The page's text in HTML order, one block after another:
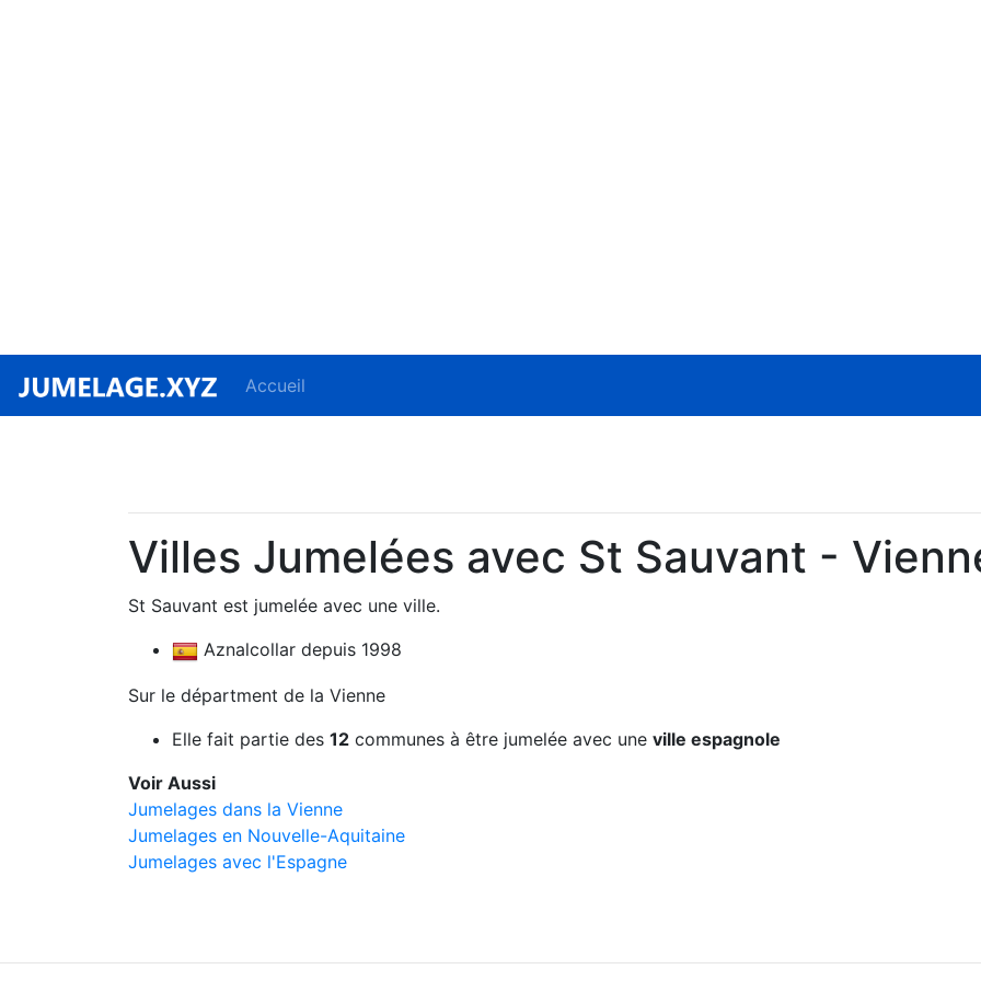
Accueil
Villes Jumelées avec St Sauvant -
St Sauvant est jumelée avec une ville.
Aznalcollar depuis 1998
Sur le départment de la Vienne
Elle fait partie des 12 communes à être jumelée avec une ville espagnole
Voir Aussi
Jumelages dans la Vienne
Jumelages en Nouvelle-Aquitaine
Jumelages avec l'Espagne